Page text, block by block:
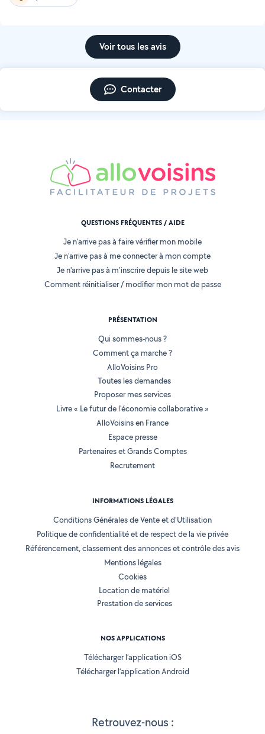
Voir tous les avis
Contacter
Retrouvez-nous :
QUESTIONS FRÉQUENTES / AIDE
Je n'arrive pas à faire vérifier mon mobile
Je n'arrive pas à me connecter à mon compte
Je n'arrive pas à m'inscrire depuis le site web
Comment réinitialiser / modifier mon mot de passe
PRÉSENTATION
Qui sommes-nous ?
Comment ça marche ?
AlloVoisins Pro
Toutes les demandes
Proposer mes services
Livre « Le futur de l'économie collaborative »
AlloVoisins en France
Espace presse
Partenaires et Grands Comptes
Recrutement
INFORMATIONS LÉGALES
Conditions Générales de Vente et d'Utilisation
Politique de confidentialité et de respect de la vie privée
Référencement, classement des annonces et contrôle des avis
Mentions légales
Cookies
Location de matériel
Prestation de services
NOS APPLICATIONS
Télécharger l’application iOS
Télécharger l’application Android